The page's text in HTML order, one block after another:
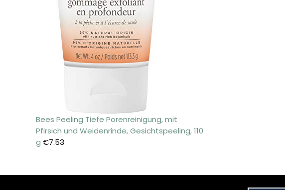
Bees Peeling Tiefe Porenreinigung, mit
Pfirsich und Weidenrinde, Gesichtspeeling, 110
g €7.53